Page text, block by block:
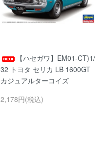
【ハセガワ】EM01-CT)1/
32 トヨタ セリカ LB 1600GT
カジュアルターコイズ
2,178円(税込)